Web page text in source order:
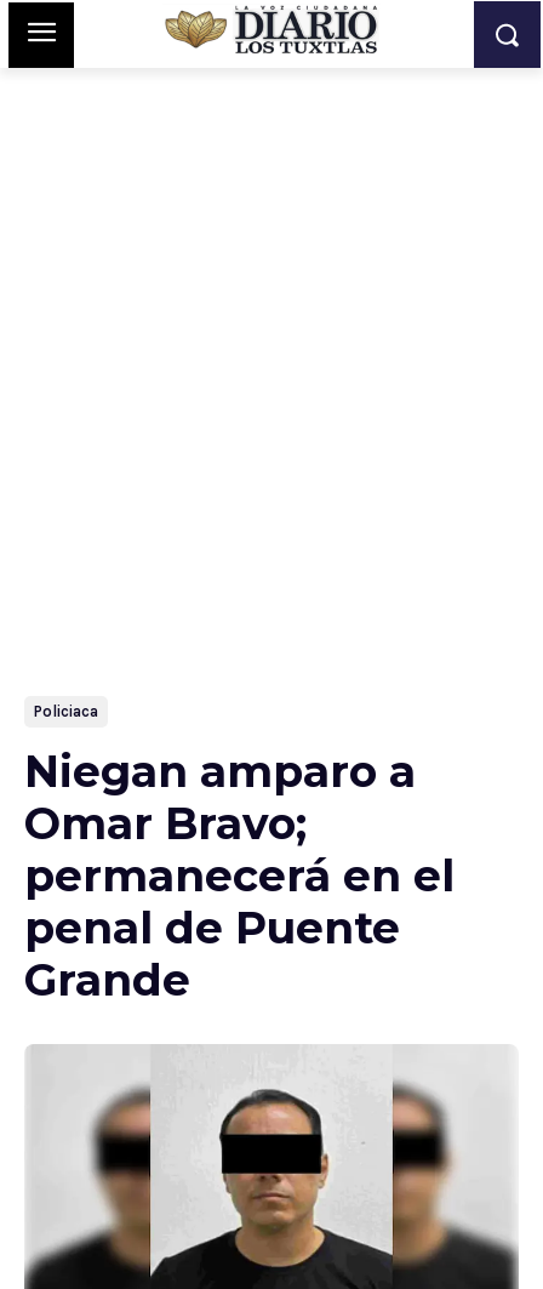
Policiaca
Niegan amparo a
Omar Bravo;
permanecerá en el
penal de Puente
Grande